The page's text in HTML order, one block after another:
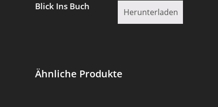
Blick Ins Buch
Herunterladen
Ähnliche Produkte